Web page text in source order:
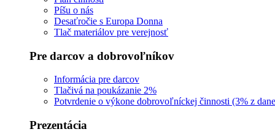
Píšu o nás
Desaťročie s Europa Donna
Tlač materiálov pre verejnosť
Pre darcov a dobrovoľníkov
Informácia pre darcov
Tlačivá na poukázanie 2%
Potvrdenie o výkone dobrovoľníckej činnosti (3% z
Prezentácia